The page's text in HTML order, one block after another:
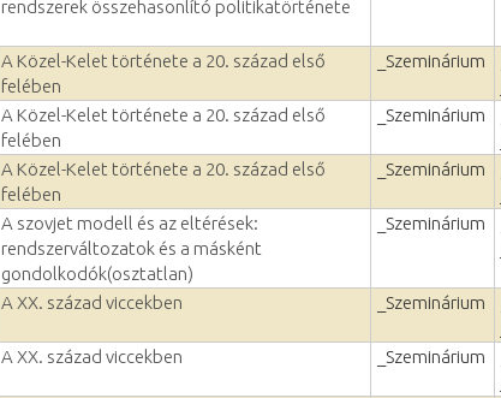
rendszerek összehasonlító politikatörténete
A Közel-Kelet története a 20. század első
felében
_Szeminárium
A Közel-Kelet története a 20. század első
felében
_Szeminárium
A Közel-Kelet története a 20. század első
felében
_Szeminárium
A szovjet modell és az eltérések:
rendszerváltozatok és a másként
gondolkodók(osztatlan)
_Szeminárium
A XX. század viccekben _Szeminárium
A XX. század viccekben _Szeminárium